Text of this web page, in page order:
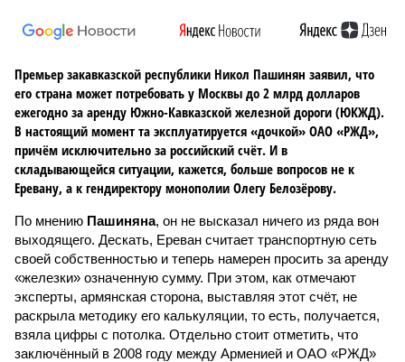
Премьер закавказской республики Никол Пашинян заявил, что
его страна может потребовать у Москвы до 2 млрд долларов
ежегодно за аренду Южно-Кавказской железной дороги (ЮКЖД).
В настоящий момент та эксплуатируется «дочкой» ОАО «РЖД»,
причём исключительно за российский счёт. И в
складывающейся ситуации, кажется, больше вопросов не к
Еревану, а к гендиректору монополии Олегу Белозёрову.
По мнению Пашиняна, он не высказал ничего из ряда вон
выходящего. Дескать, Ереван считает транспортную сеть
своей собственностью и теперь намерен просить за аренду
«железки» означенную сумму. При этом, как отмечают
эксперты, армянская сторона, выставляя этот счёт, не
раскрыла методику его калькуляции, то есть, получается,
взяла цифры с потолка. Отдельно стоит отметить, что
заключённый в 2008 году между Арменией и ОАО «РЖД»